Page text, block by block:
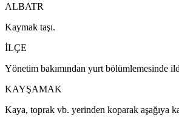
ALBATR
Kaymak taşı.
İLÇE
Yönetim bakımından yurt bölümlemesinde
KAYŞAMAK
Kaya, toprak vb. yerinden koparak aşağıya